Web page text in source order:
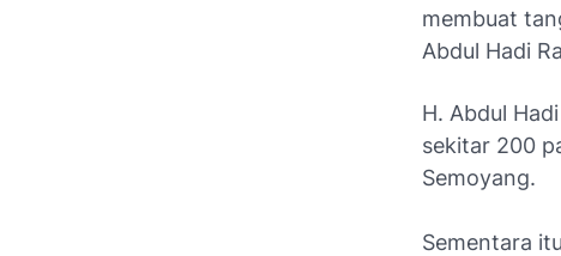
membuat
Abdul Hadi
H. Abdul
sekitar 200
Semoyang.
Sementara